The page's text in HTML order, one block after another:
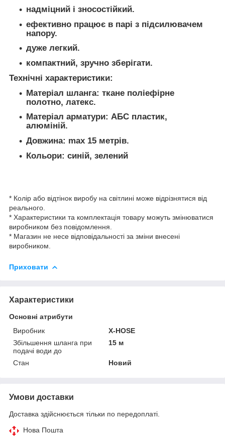
надміцний і зносостійкий.
ефективно працює в парі з підсилювачем
напору.
дуже легкий.
компактний, зручно зберігати.
Технічні характеристики:
Матеріал шланга: ткане поліефірне
полотно, латекс.
Матеріал арматури: АБС пластик,
алюміній.
Довжина: max 15 метрів.
Кольори: синій, зелений
* Колір або відтінок виробу на світлині може відрізнятися від
реального.
* Характеристики та комплектація товару можуть змінюватися
виробником без повідомлення.
* Магазин не несе відповідальності за зміни внесені
виробником.
Приховати
Характеристики
Основні атрибути
Виробник
X-HOSE
Збільшення шланга при
подачі води до
15 м
Стан Новий
Умови доставки
Доставка здійснюється тільки по передоплаті.
Нова Пошта